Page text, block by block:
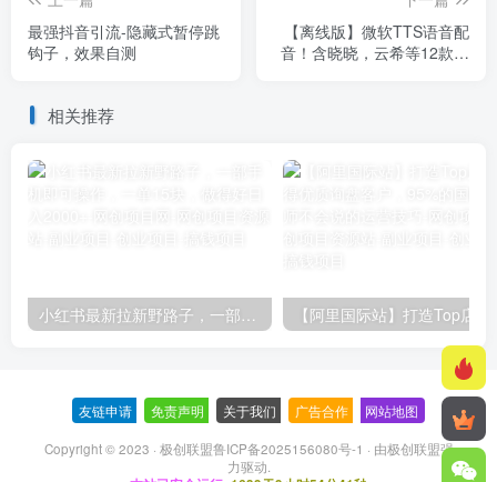
最强抖音引流-隐藏式暂停跳
钩子，效果自测
【离线版】微软TTS语音配
音！含晓晓，云希等12款离
相关推荐
小红书最新拉新野路子，一部手机即可操作，一单15块，做得好日入2000+
友链申请 免责声明 关于我们 广告合作 网站地图
Copyright © 2023 · 极创联盟鲁ICP备2025156080号-1 · 由极创联盟强
力驱动.